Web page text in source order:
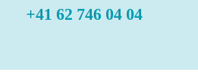
+41 62 746 04 04